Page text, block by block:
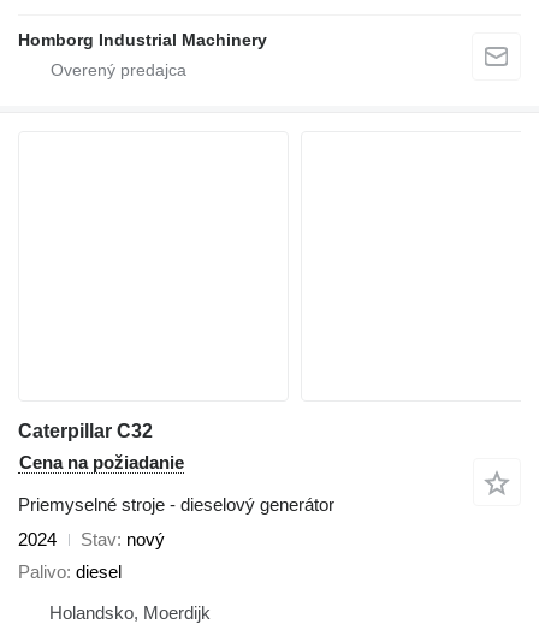
Homborg Industrial Machinery
Caterpillar C32
Cena na požiadanie
Priemyselné stroje - dieselový generátor
2024
Stav nový
Palivo diesel
Holandsko, Moerdijk